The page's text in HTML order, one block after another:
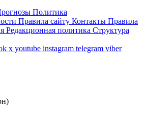
Политика
Правила сайту Контакты Правила
Редакционная политика Структура
x youtube instagram telegram viber